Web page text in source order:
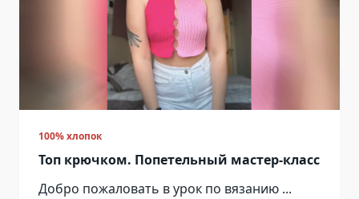
100% хлопок
Топ крючком. Попетельный мастер-класс
Добро пожаловать в урок по вязанию ...